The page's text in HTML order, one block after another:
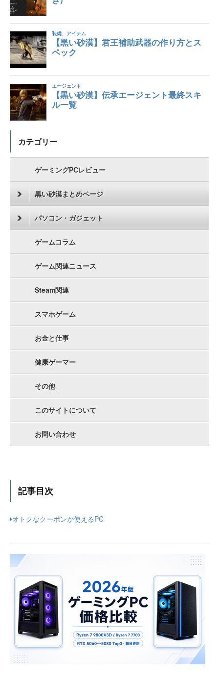
カテゴリー
ゲーミングPCレビュー
黒い砂漠まとめページ
パソコン・ガジェット
ゲームコラム
ゲーム関連ニュース
Steam関連
スマホゲーム
お金と仕事
健康ゲーマー
その他
このサイトについて
お問い合わせ
記事目次
オトクなクーポンが使えるPC